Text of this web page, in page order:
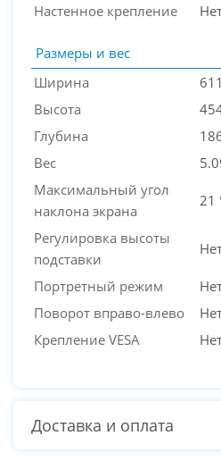
Настенное крепление
Размеры и вес
Ширина
Высота
Глубина
Вес
Максимальный угол
наклона экрана
21
Регулировка высоты
подставки
Портретный режим
Поворот вправо-влево
Крепление VESA
Доставка и оплата